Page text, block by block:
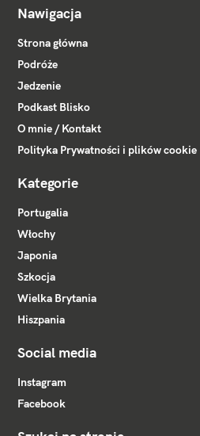
Nawigacja
Strona główna
Podróże
Jedzenie
Podkast Blisko
O mnie / Kontakt
Polityka Prywatności i plików cookie
Kategorie
Portugalia
Włochy
Japonia
Szkocja
Wielka Brytania
Hiszpania
Social media
Instagram
Facebook